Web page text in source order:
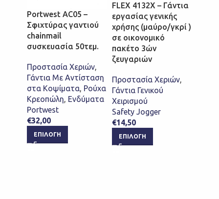
Portwest AC05 –
Σφιχτύρας γαντιού
chainmail
συσκευασία 50τεμ.
Προστασία Χεριών,
Γάντια Με Αντίσταση
στα Κοψίματα, Ρούχα
Κρεοπώλη, Ενδύματα
Portwest
€32,00
ΕΠΙΛΟΓΉ
FLEX 4132X – Γάντια
εργασίας γενικής
χρήσης (μαύρο/γκρί )
σε οικονομικό
πακέτο 3ών
ζευγαριών
Προστασία Χεριών,
Γάντια Γενικού
Χειρισμού
Safety Jogger
€14,50
ΕΠΙΛΟΓΉ